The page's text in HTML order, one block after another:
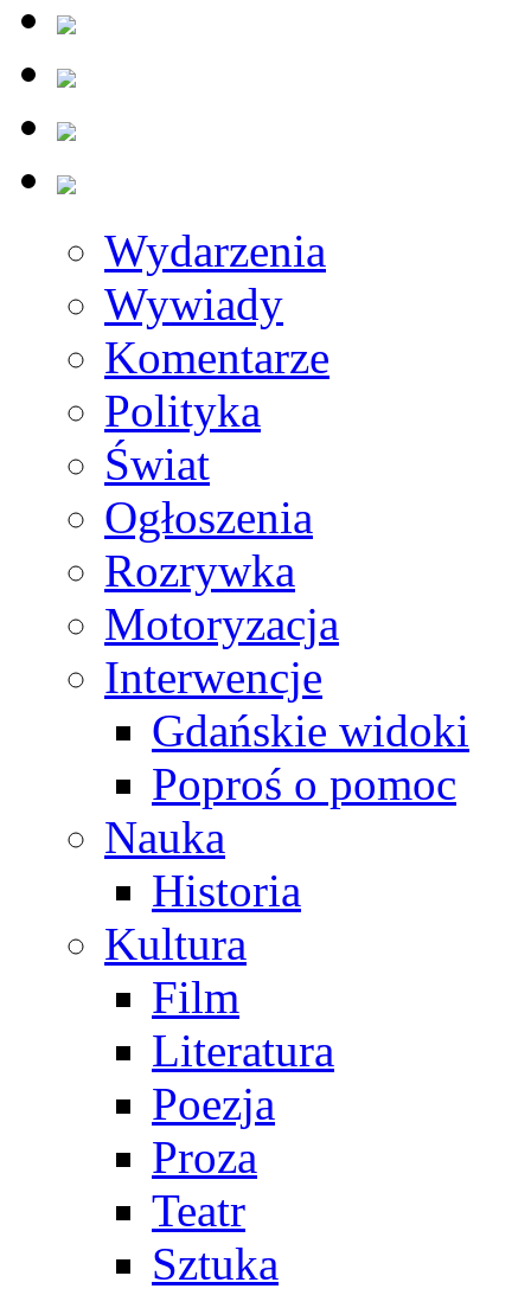
Wydarzenia
Wywiady
Komentarze
Polityka
Świat
Ogłoszenia
Rozrywka
Motoryzacja
Interwencje
Gdańskie widoki
Poproś o pomoc
Nauka
Historia
Kultura
Film
Literatura
Poezja
Proza
Teatr
Sztuka